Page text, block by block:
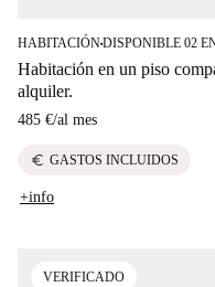
HABITACIÓN■DISPONIBLE 02
Habitación en un piso
alquiler.
485 €/al mes
euro GASTOS INCLUIDOS
+info
VERIFICADO